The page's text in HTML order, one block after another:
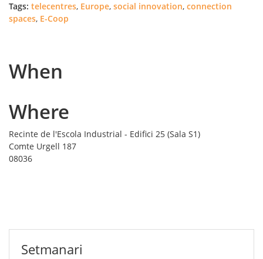
Tags: telecentres, Europe, social innovation, connection
spaces, E-Coop
When
Where
Recinte de l'Escola Industrial - Edifici 25 (Sala S1)
Comte Urgell 187
08036
Setmanari